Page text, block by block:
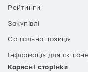
Рейтинги
Закупівлі
Соціальна позиція
Інформація для
Корисні сторінки